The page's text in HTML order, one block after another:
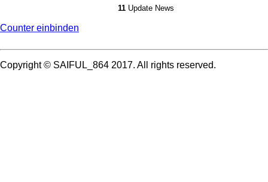
11 Update News
Counter einbinden
Copyright © SAIFUL_864 2017. All rights reserved.